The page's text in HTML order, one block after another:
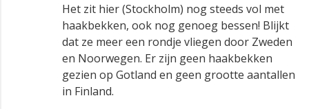
Het zit hier (Stockholm) nog steeds vol met
haakbekken, ook nog genoeg bessen! Blijkt
dat ze meer een rondje vliegen door Zweden
en Noorwegen. Er zijn geen haakbekken
gezien op Gotland en geen grootte aantallen
in Finland.